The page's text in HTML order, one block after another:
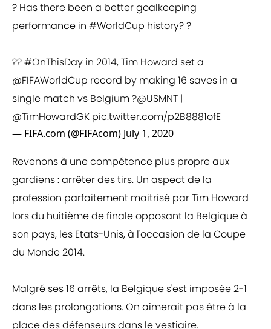
? Has there been a better goalkeeping
performance in #WorldCup history? ?
??#OnThisDay in 2014, Tim Howard set a
@FIFAWorldCup record by making 16 saves in a
single match vs Belgium ?@USMNT |
@TimHowardGK pic.twitter.com/p2B8881ofE
— FIFA.com (@FIFAcom) July 1, 2020
Revenons à une compétence plus propre aux
gardiens : arrêter des tirs. Un aspect de la
profession parfaitement maitrisé par Tim Howard
lors du huitième de finale opposant la Belgique à
son pays, les Etats-Unis, à l'occasion de la Coupe
du Monde 2014.
Malgré ses 16 arrêts, la Belgique s'est imposée 2-1
dans les prolongations. On aimerait pas être à la
place des défenseurs dans le vestiaire.